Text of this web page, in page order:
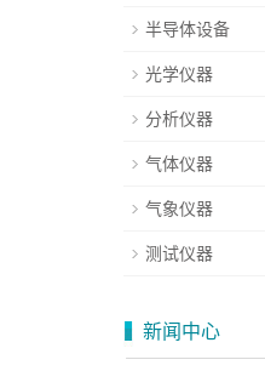
半导体设备
光学仪器
分析仪器
气体仪器
气象仪器
测试仪器
新闻中心